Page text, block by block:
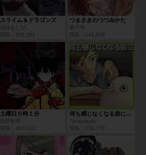
スライム＆ドラゴンズ
福井あしび
閲覧：
283,052
つまさきのつつみかた
春千秋
閲覧：
143,038
土曜日０時１分
西野彬秀
閲覧：
490,312
何も感じなくなる前に/2020年4月期ブロンズルーキー賞
Tamamushi
閲覧：
134,779